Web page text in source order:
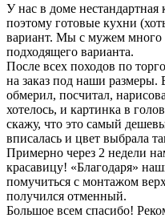
У нас в доме нестандартная
поэтому готовые кухни
вариант. Мы с мужем много
подходящего варианта.
После всех походов по
на заказ под наши
обмерил, посчитал,
хотелось, и картинка в
скажу, что это самый
вписалась и цвет выбрала
Примерно через 2 недели
красавицу! «Благодаря»
помучиться с монтажом
получился отменный.
Большое всем спасибо!